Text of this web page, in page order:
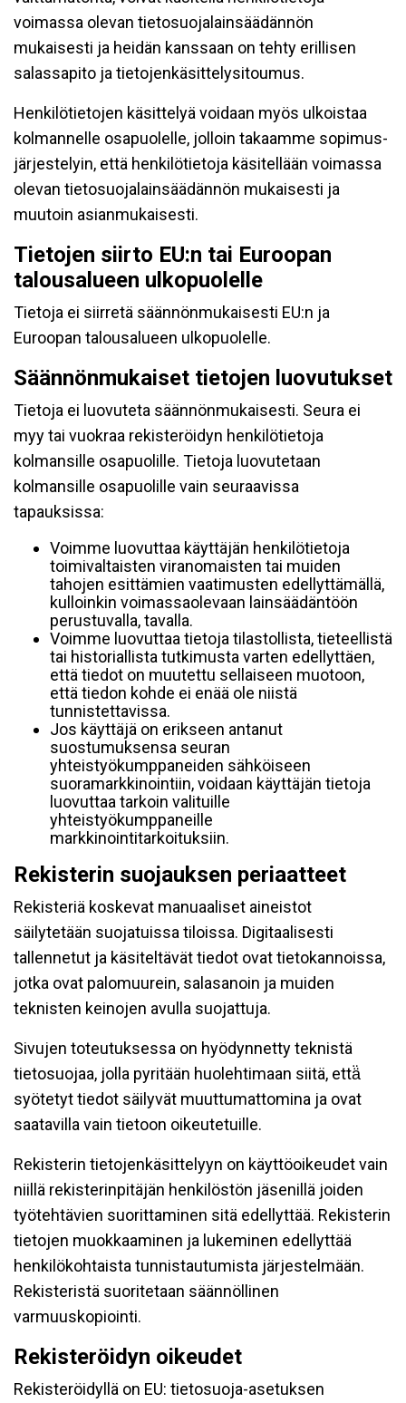
voimassa olevan tietosuojalainsäädännön
mukaisesti ja heidän kanssaan on tehty erillisen
salassapito ja tietojenkäsittelysitoumus.
Henkilötietojen käsittelyä voidaan myös ulkoistaa
kolmannelle osapuolelle, jolloin takaamme sopimus-
järjestelyin, että henkilötietoja käsitellään voimassa
olevan tietosuojalainsäädännön mukaisesti ja
muutoin asianmukaisesti.
Tietojen siirto EU:n tai Euroopan
talousalueen ulkopuolelle
Tietoja ei siirretä säännönmukaisesti EU:n ja
Euroopan talousalueen ulkopuolelle.
Säännönmukaiset tietojen luovutukset
Tietoja ei luovuteta säännönmukaisesti. Seura ei
myy tai vuokraa rekisteröidyn henkilötietoja
kolmansille osapuolille. Tietoja luovutetaan
kolmansille osapuolille vain seuraavissa
tapauksissa:
Voimme luovuttaa käyttäjän henkilötietoja
toimivaltaisten viranomaisten tai muiden
tahojen esittämien vaatimusten edellyttämällä,
kulloinkin voimassaolevaan lainsäädäntöön
perustuvalla, tavalla.
Voimme luovuttaa tietoja tilastollista, tieteellistä
tai historiallista tutkimusta varten edellyttäen,
että tiedot on muutettu sellaiseen muotoon,
että tiedon kohde ei enää ole niistä
tunnistettavissa.
Jos käyttäjä on erikseen antanut
suostumuksensa seuran
yhteistyökumppaneiden sähköiseen
suoramarkkinointiin, voidaan käyttäjän tietoja
luovuttaa tarkoin valituille
yhteistyökumppaneille
markkinointitarkoituksiin.
Rekisterin suojauksen periaatteet
Rekisteriä koskevat manuaaliset aineistot
säilytetään suojatuissa tiloissa. Digitaalisesti
tallennetut ja käsiteltävät tiedot ovat tietokannoissa,
jotka ovat palomuurein, salasanoin ja muiden
teknisten keinojen avulla suojattuja.
Sivujen toteutuksessa on hyödynnetty teknistä
tietosuojaa, jolla pyritään huolehtimaan siitä, että̈
syötetyt tiedot säilyvät muuttumattomina ja ovat
saatavilla vain tietoon oikeutetuille.
Rekisterin tietojenkäsittelyyn on käyttöoikeudet vain
niillä rekisterinpitäjän henkilöstön jäsenillä joiden
työtehtävien suorittaminen sitä edellyttää. Rekisterin
tietojen muokkaaminen ja lukeminen edellyttää
henkilökohtaista tunnistautumista järjestelmään.
Rekisteristä suoritetaan säännöllinen
varmuuskopiointi.
Rekisteröidyn oikeudet
Rekisteröidyllä on EU: tietosuoja-asetuksen